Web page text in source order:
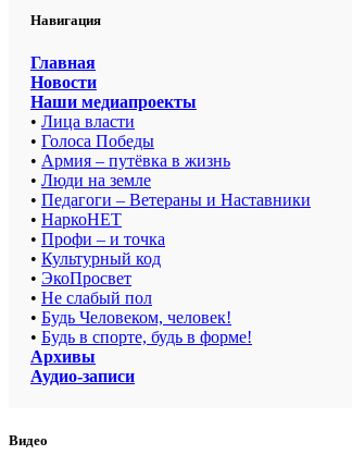
Навигация
Главная
Новости
Наши медиапроекты
• Лица власти
• Голоса Победы
• Армия – путёвка в жизнь
• Люди на земле
• Педагоги – Ветераны и Наставники
• НаркоНЕТ
• Профи – и точка
• Культурный код
• ЭкоПросвет
• Не слабый пол
• Будь Человеком, человек!
• Будь в спорте, будь в форме!
Архивы
Аудио-записи
Видео